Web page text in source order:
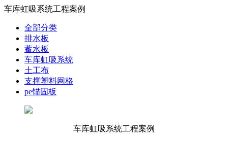
车库虹吸系统工程案例
全部分类
排水板
蓄水板
车库虹吸系统
土工布
支撑塑料网格
pe锚固板
车库虹吸系统工程案例